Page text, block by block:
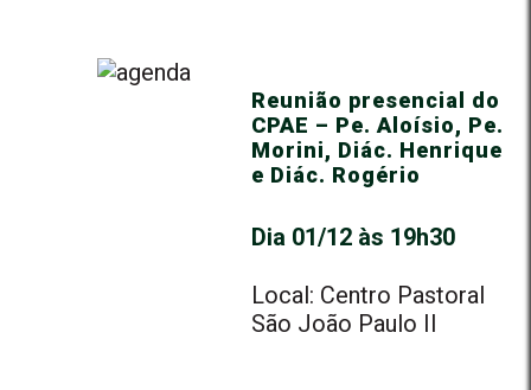
Reunião presencial do
CPAE – Pe. Aloísio, Pe.
Morini, Diác. Henrique
e Diác. Rogério
Dia 01/12 às 19h30
Local: Centro Pastoral
São João Paulo II